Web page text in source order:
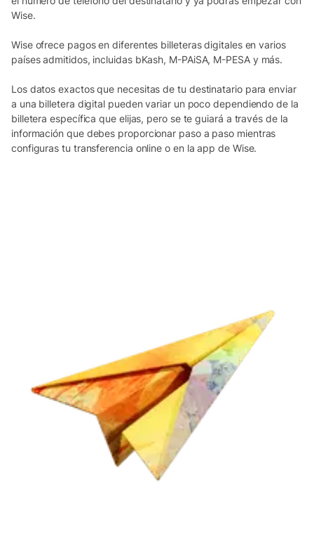
Wise.
Wise ofrece pagos en diferentes billeteras digitales en varios
países admitidos, incluidas bKash, M-PAiSA, M-PESA y más.
Los datos exactos que necesitas de tu destinatario para enviar
a una billetera digital pueden variar un poco dependiendo de la
billetera específica que elijas, pero se te guiará a través de la
información que debes proporcionar paso a paso mientras
configuras tu transferencia online o en la app de Wise.